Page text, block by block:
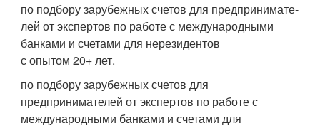
по подбору зарубежных счетов для предпринимате-
лей от экспертов по работе с международными
банками и счетами для нерезидентов
с опытом 20+ лет.
по подбору зарубежных счетов для
предпринимателей от экспертов по работе с
международными банками и счетами для